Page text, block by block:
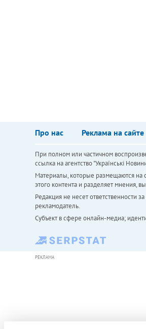
Про нас Реклама на сайте
При полном или частичном
ссылка на агентство "Українськi
Материалы, которые размещаются на
этого контента и разделяет мнения,
Редакция не несет ответственности
рекламодатель.
Субъект в сфере онлайн-медиа;
РЕКЛАМА